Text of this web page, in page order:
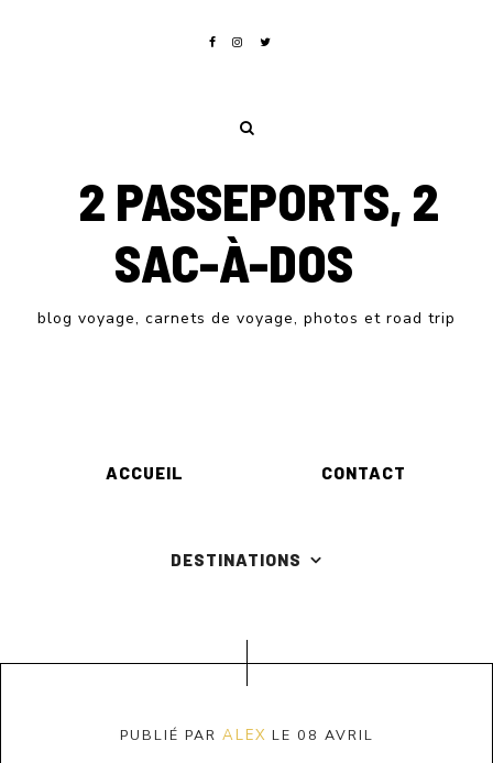
2 PASSEPORTS, 2
SAC-À-DOS
blog voyage, carnets de voyage, photos et road trip
ACCUEIL CONTACT
DESTINATIONS
PUBLIÉ PAR ALEX LE 08 AVRIL